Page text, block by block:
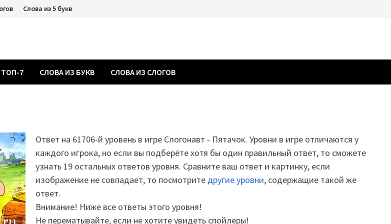
Слова из 5 букв
ТОП-7 СЛОВА ИЗ БУКВ СЛОВА ИЗ СЛОГОВ
Ответ на 61706-й уровень в игре Слогонавт - Пятачок. Уровни в игре отличаются у
каждого игрока, но если вы подберёте хотя бы один правильный ответ, то сможете
узнать 19 остальных ответов уровня. Сравните ваш ответ и картинку, если
изображение не совпадает, то посмотрите другие уровни, содержащие такой же
ответ.
Внимание! Ниже все ответы этого уровня!
Не перематывайте, если не хотите увидеть спойлеры!